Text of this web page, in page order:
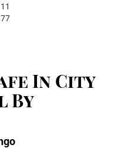
In City
By